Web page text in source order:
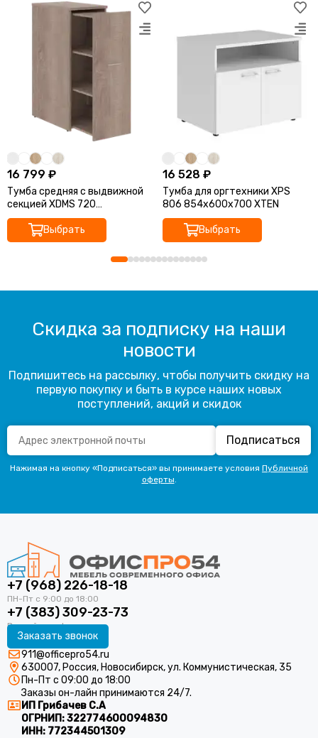
16 799 ₽
Тумба средняя с выдвижной
секцией XDMS 720
430х720х1164 XTEN
Выбрать
16 528 ₽
Тумба для оргтехники XPS
806 854х600х700 XTEN
Выбрать
Скидка за подписку на наши
новости
Подпишитесь на рассылку, чтобы получить скидку на
первую покупку и быть в курсе наших новых
поступлений, акций и скидок
Подписаться
Нажимая на кнопку «Подписаться» вы принимаете условия Публичной
оферты.
+7 (968) 226-18-18
+7 (383) 309-23-73
Заказать звонок
911@officepro54.ru
630007, Россия, Новосибирск, ул. Коммунистическая, 35
Пн-Пт с 09:00 до 18:00
Заказы он-лайн принимаются 24/7.
ИП Грибачев С.А
ОГРНИП:322774600094830
ИНН: 772344501309